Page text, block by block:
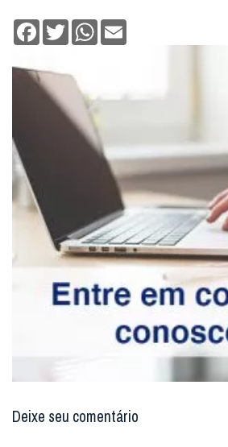
Facebook
TwitterWhatsApp
Deixe seu comentário